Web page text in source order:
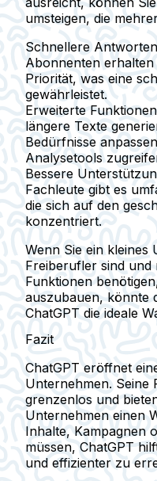
umsteigen, die
Schnellere
Abonnenten
Priorität, was eine
gewährleistet.
Erweiterte Funktionen
längere Texte
Bedürfnisse
Analysetools
Bessere
Fachleute gibt es
die sich auf den
konzentriert.
Wenn Sie ein kleines
Freiberufler sind und
Funktionen
auszubauen, könnte
ChatGPT die ideale
Fazit
ChatGPT eröffnet
Unternehmen. Seine
grenzenlos und
Unternehmen einen
Inhalte, Kampagnen
müssen, ChatGPT
und effizienter zu